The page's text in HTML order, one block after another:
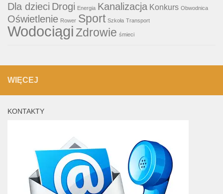
Dla dzieci Drogi Energia Kanalizacja Konkurs Obwodnica
Oświetlenie Rower Sport Szkoła Transport
WodociągiZdrowie śmieci
WIĘCEJ
KONTAKTY